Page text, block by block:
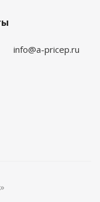
info@a-pricep.ru